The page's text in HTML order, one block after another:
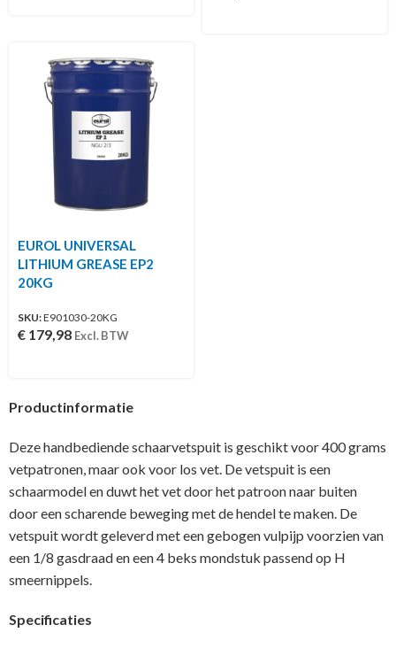
EUROL UNIVERSAL
LITHIUM GREASE EP2
20KG
SKU:E901030-20KG
€ 179,98 Excl. BTW
Productinformatie
Deze handbediende schaarvetspuit is geschikt voor 400 grams
vetpatronen, maar ook voor los vet. De vetspuit is een
schaarmodel en duwt het vet door het patroon naar buiten
door een scharende beweging met de hendel te maken. De
vetspuit wordt geleverd met een gebogen vulpijp voorzien van
een 1/8 gasdraad en een 4 beks mondstuk passend op H
smeernippels.
Specificaties